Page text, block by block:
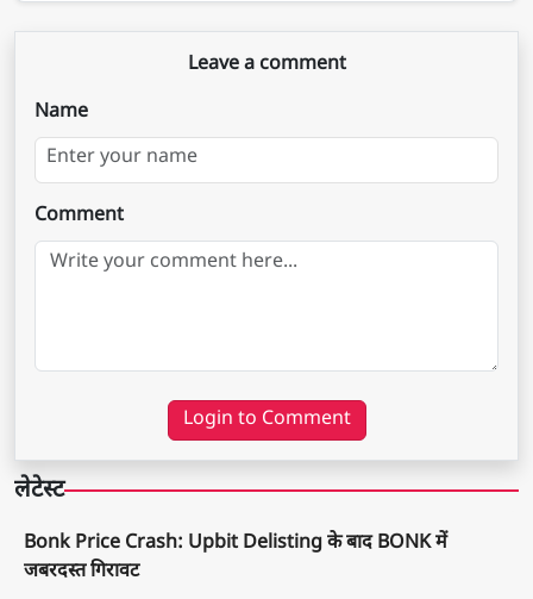
Leave a comment
Name
Comment
Login to Comment
लेटेस्ट
Bonk Price Crash: Upbit Delisting के बाद BONK में
जबरदस्त गिरावट